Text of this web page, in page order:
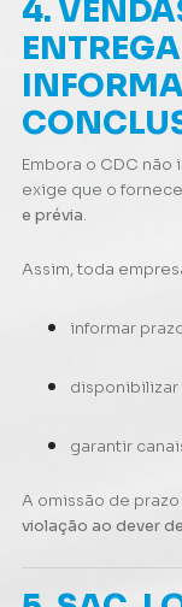
4.
Embora o CDC
exige que o
e prévia.
Assim, toda
informar
garantir
A omissão de
violação ao dever